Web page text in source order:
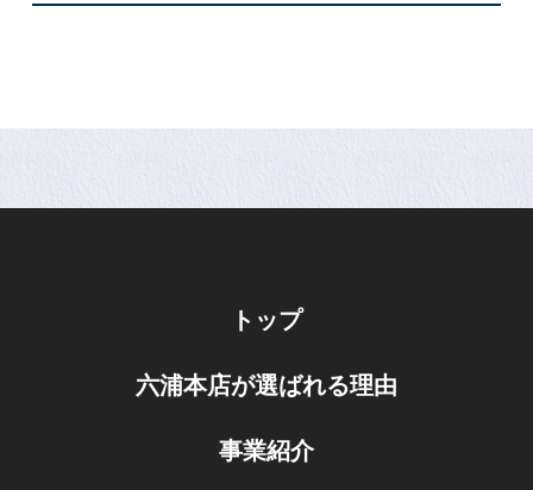
トップ
六浦本店が選ばれる理由
事業紹介